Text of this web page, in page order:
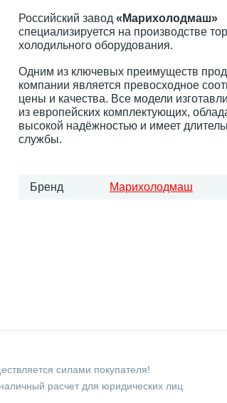
Российский завод «Марихолодмаш»
специализируется на производстве
холодильного оборудования.
Одним из ключевых преимуществ
компании является превосходное
цены и качества. Все модели
из европейских комплектующих,
высокой надёжностью и имеет
службы.
Бренд Марихолодмаш
силами покупателя!
расчет для юридических лиц